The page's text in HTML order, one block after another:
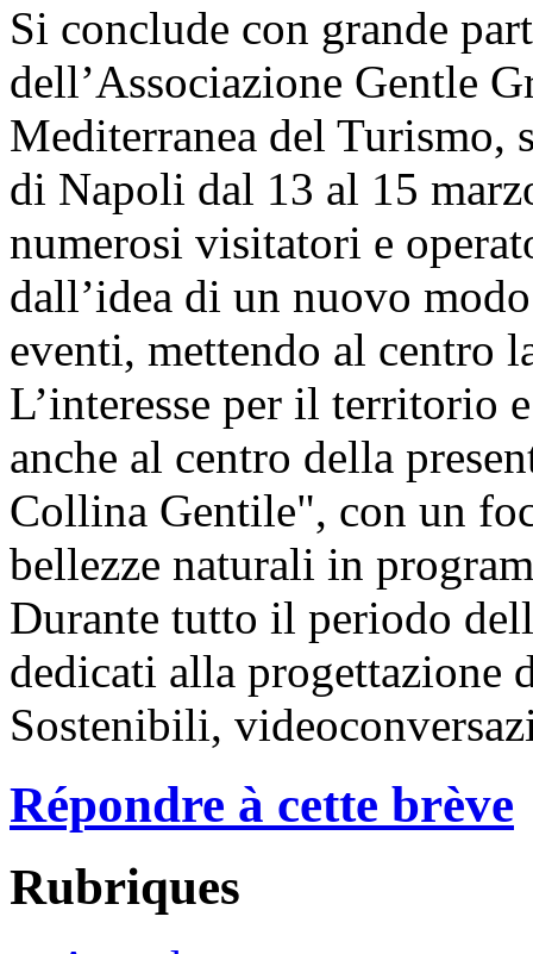
Si conclude con grande
dell’Associazione Gentle
Mediterranea del Turismo,
di Napoli dal 13 al 15
numerosi visitatori e
dall’idea di un nuovo
eventi, mettendo al centro
L’interesse per il territorio
anche al centro della
Collina Gentile", con un
bellezze naturali in
Durante tutto il periodo
dedicati alla progettazione
Sostenibili,
Répondre à cette brève
Rubriques